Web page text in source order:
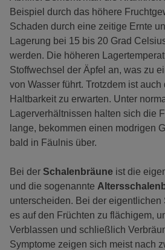
Beispiel durch das höhere
Schaden durch eine zeitige Ernte
Lagerung bei 15 bis 20 Grad
werden. Die höheren
Stoffwechsel der Äpfel an, was zu
von Wasser führt. Trotzdem ist
Haltbarkeit zu erwarten. Unter
Lagerverhältnissen halten sich die
lange, bekommen einen modrigen
bald in Fäulnis über.
Bei der Schalenbräune ist die
und die sogenannte
unterscheiden. Bei der
es auf den Früchten zu flächigem,
Verblassen und schließlich
Symptome zeigen sich meist nach